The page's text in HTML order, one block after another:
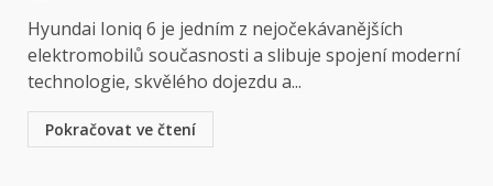
Hyundai Ioniq 6 je jedním z nejočekávanějších
elektromobilů současnosti a slibuje spojení moderní
technologie, skvělého dojezdu a...
Pokračovat ve čtení